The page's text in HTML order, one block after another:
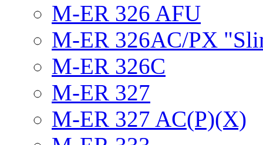
M-ER 326 AFU
M-ER 326AC/PX
M-ER 326C
M-ER 327
M-ER 327 AC(P)(X)